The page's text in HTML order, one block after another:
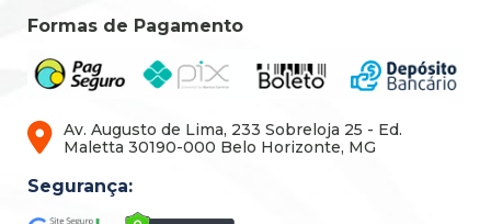
Formas de Pagamento
Av. Augusto de Lima, 233 Sobreloja 25 - Ed.
Maletta 30190-000 Belo Horizonte, MG
Segurança: